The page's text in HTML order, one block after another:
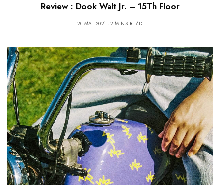
Review : Dook Walt Jr. – 15Th Floor
20 MAI 2021 2 MINS READ